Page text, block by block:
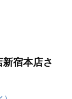
宿本店さ